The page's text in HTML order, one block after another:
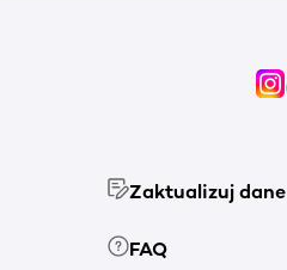
Zaktualizuj dane
FAQ